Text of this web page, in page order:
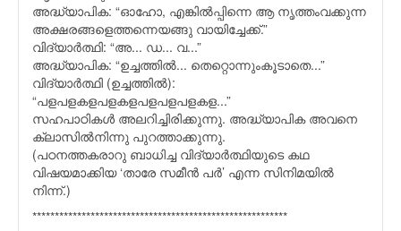
അദ്ധ്യാപിക: “ഓഹോ, എങ്കില്‍പ്പിന്നെ ആ നൃത്തംവക്കുന്ന
അക്ഷരങ്ങളെത്തന്നെയങ്ങു വായിച്ചേക്ക്.”
വിദ്യാര്‍ത്ഥി: “അ... ഡ... വ...”
അദ്ധ്യാപിക: “ഉച്ചത്തില്‍... തെറ്റൊന്നുംകൂടാതെ...”
വിദ്യാര്‍ത്ഥി (ഉച്ചത്തില്‍):
“പളപളകളപളകളപളപളപളകള...”
സഹപാഠികള്‍ അലറിച്ചിരിക്കുന്നു. അദ്ധ്യാപിക അവനെ
ക്ലാസില്‍നിന്നു പുറത്താക്കുന്നു.
(പഠനത്തകരാറു ബാധിച്ച വിദ്യാര്‍ത്ഥിയുടെ കഥ
വിഷയമാക്കിയ ‘താരേ സമീന്‍ പര്‍’ എന്ന സിനിമയില്‍
നിന്ന്.)
*********************************************************